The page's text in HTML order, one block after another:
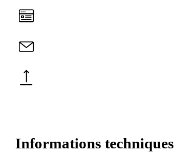
Informations techniques